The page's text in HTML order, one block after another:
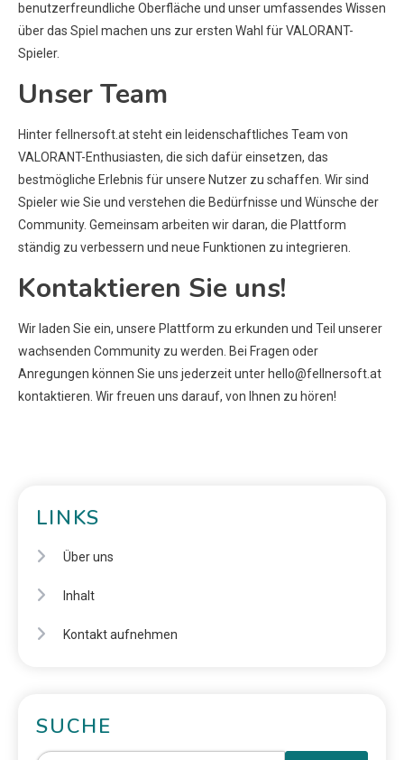
benutzerfreundliche Oberfläche und unser umfassendes Wissen
über das Spiel machen uns zur ersten Wahl für VALORANT-
Spieler.
Unser Team
Hinter fellnersoft.at steht ein leidenschaftliches Team von
VALORANT-Enthusiasten, die sich dafür einsetzen, das
bestmögliche Erlebnis für unsere Nutzer zu schaffen. Wir sind
Spieler wie Sie und verstehen die Bedürfnisse und Wünsche der
Community. Gemeinsam arbeiten wir daran, die Plattform
ständig zu verbessern und neue Funktionen zu integrieren.
Kontaktieren Sie uns!
Wir laden Sie ein, unsere Plattform zu erkunden und Teil unserer
wachsenden Community zu werden. Bei Fragen oder
Anregungen können Sie uns jederzeit unter hello@fellnersoft.at
kontaktieren. Wir freuen uns darauf, von Ihnen zu hören!
LINKS
Über uns
Inhalt
Kontakt aufnehmen
SUCHE